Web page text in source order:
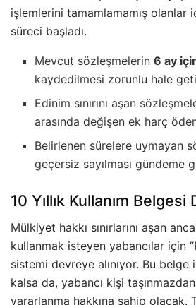
işlemlerini tamamlamamış
süreci başladı.
Mevcut sözleşmelerin6 ay
kaydedilmesi zorunlu hale
Edinim sınırını aşan
arasında değişen ek harç
Belirlenen sürelere uymayan
geçersiz sayılması gündeme
10 Yıllık Kullanım Belgesi
Mülkiyet hakkı sınırlarını aşan
kullanmak isteyen yabancılar için
sistemi devreye alınıyor. Bu belge
kalsa da, yabancı kişi taşınmazdan
yararlanma hakkına sahip olacak.